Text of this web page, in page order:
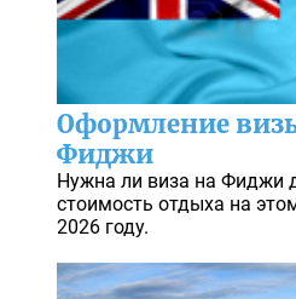
Оформление
Фиджи
Нужна ли виза на Фиджи
стоимость отдыха на
2026 году.